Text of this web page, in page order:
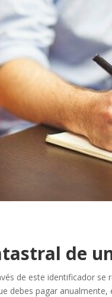
de
de este identificador se
debes pagar